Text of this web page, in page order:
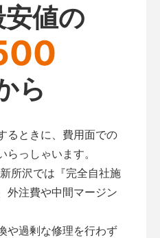
値の
ら
るときに、費用面での
っしゃいます。
所沢では『完全自社施
外注費や中間マージン
や過剰な修理を行わず